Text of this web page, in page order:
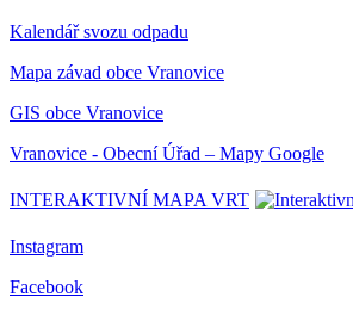
Kalendář svozu odpadu
Mapa závad obce Vranovice
GIS obce Vranovice
Vranovice - Obecní Úřad – Mapy Google
INTERAKTIVNÍ MAPA VRT
Instagram
Facebook